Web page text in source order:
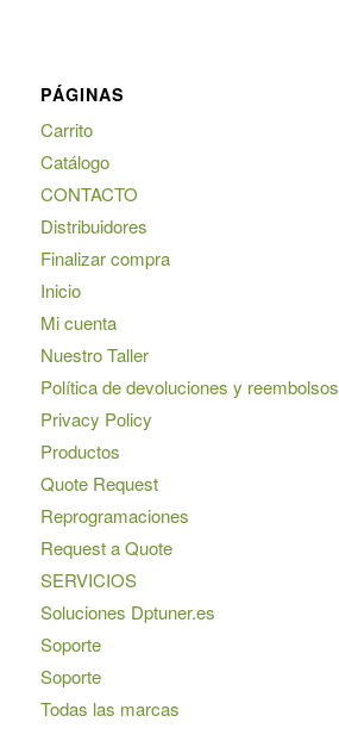
PÁGINAS
Carrito
Catálogo
CONTACTO
Distribuidores
Finalizar compra
Inicio
Mi cuenta
Nuestro Taller
Política de devoluciones y reembolsos
Privacy Policy
Productos
Quote Request
Reprogramaciones
Request a Quote
SERVICIOS
Soluciones Dptuner.es
Soporte
Soporte
Todas las marcas